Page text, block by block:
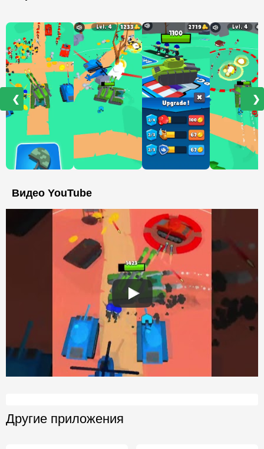
❮ ❯
Видео YouTube
Другие приложения